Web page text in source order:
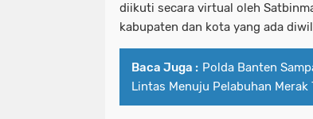
diikuti secara virtual oleh
kabupaten dan kota yang ada
Baca Juga : Polda Banten
Lintas Menuju Pelabuhan Merak